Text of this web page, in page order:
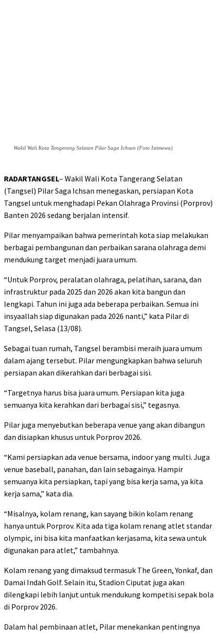
Wakil Wali Kota Tangerang Selatan Pilar Saga Ichsan (Foto Istimewa)
RADARTANGSEL– Wakil Wali Kota Tangerang Selatan
(Tangsel) Pilar Saga Ichsan menegaskan, persiapan Kota
Tangsel untuk menghadapi Pekan Olahraga Provinsi (Porprov)
Banten 2026 sedang berjalan intensif.
Pilar menyampaikan bahwa pemerintah kota siap melakukan
berbagai pembangunan dan perbaikan sarana olahraga demi
mendukung target menjadi juara umum.
“Untuk Porprov, peralatan olahraga, pelatihan, sarana, dan
infrastruktur pada 2025 dan 2026 akan kita bangun dan
lengkapi. Tahun ini juga ada beberapa perbaikan. Semua ini
insyaallah siap digunakan pada 2026 nanti,” kata Pilar di
Tangsel, Selasa (13/08).
Sebagai tuan rumah, Tangsel berambisi meraih juara umum
dalam ajang tersebut. Pilar mengungkapkan bahwa seluruh
persiapan akan dikerahkan dari berbagai sisi.
“Targetnya harus bisa juara umum. Persiapan kita juga
semuanya kita kerahkan dari berbagai sisi,” tegasnya.
Pilar juga menyebutkan beberapa venue yang akan dibangun
dan disiapkan khusus untuk Porprov 2026.
“Kami persiapkan ada venue bersama, indoor yang multi. Juga
venue baseball, panahan, dan lain sebagainya. Hampir
semuanya kita persiapkan, tapi yang bisa kerja sama, ya kita
kerja sama,” kata dia.
“Misalnya, kolam renang, kan sayang bikin kolam renang
hanya untuk Porprov. Kita ada tiga kolam renang atlet standar
olympic, ini bisa kita manfaatkan kerjasama, kita sewa untuk
digunakan para atlet,” tambahnya.
Kolam renang yang dimaksud termasuk The Green, Yonkaf, dan
Damai Indah Golf. Selain itu, Stadion Ciputat juga akan
dilengkapi lebih lanjut untuk mendukung kompetisi sepak bola
di Porprov 2026.
Dalam hal pembinaan atlet, Pilar menekankan pentingnya